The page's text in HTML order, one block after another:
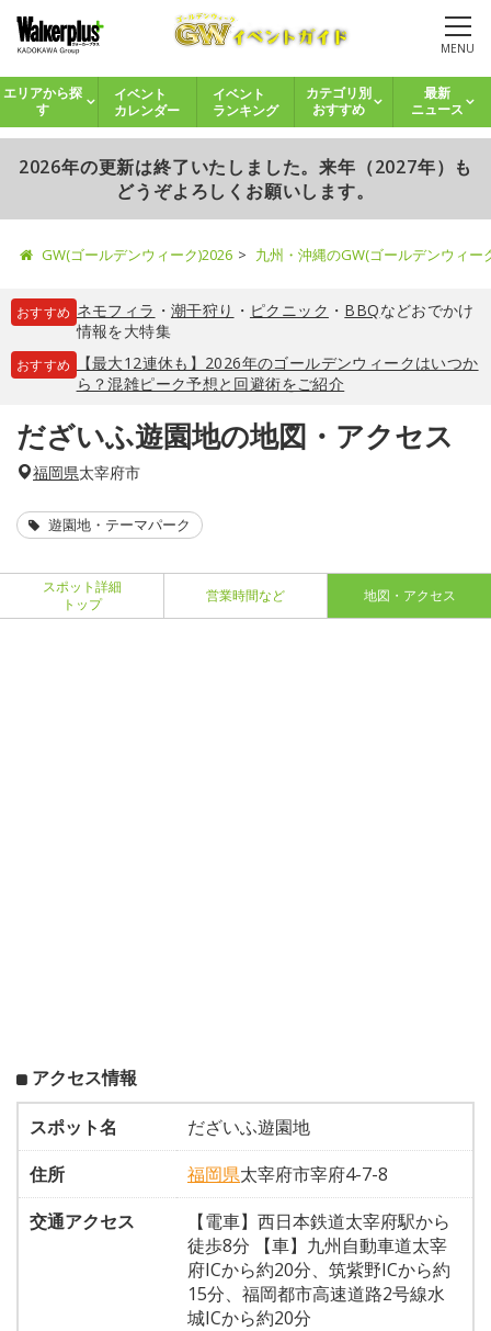
MENU
エリアから探
す
イベント
カレンダー
イベント
ランキング
カテゴリ別
おすすめ
最新
ニュース
2026年の更新は終了いたしました。来年（2027年）も
どうぞよろしくお願いします。
GW(ゴールデンウィーク)2026 九州・沖縄のGW(ゴールデンウィ
おすすめ ネモフィラ ・ 潮干狩り ・ ピクニック ・ BBQなどおでかけ
情報を大特集
おすすめ
【最大12連休も】2026年のゴールデンウィークはいつか
ら？混雑ピーク予想と回避術をご紹介
だざいふ遊園地の地図・アクセス
福岡県太宰府市
遊園地・テーマパーク
スポット詳細
トップ
営業時間など 地図・アクセス
アクセス情報
スポット名
だざいふ遊園地
住所
福岡県太宰府市宰府4-7-8
交通アクセス
【電車】西日本鉄道太宰府駅から
徒歩8分 【車】九州自動車道太宰
府ICから約20分、筑紫野ICから約
15分、福岡都市高速道路2号線水
城ICから約20分